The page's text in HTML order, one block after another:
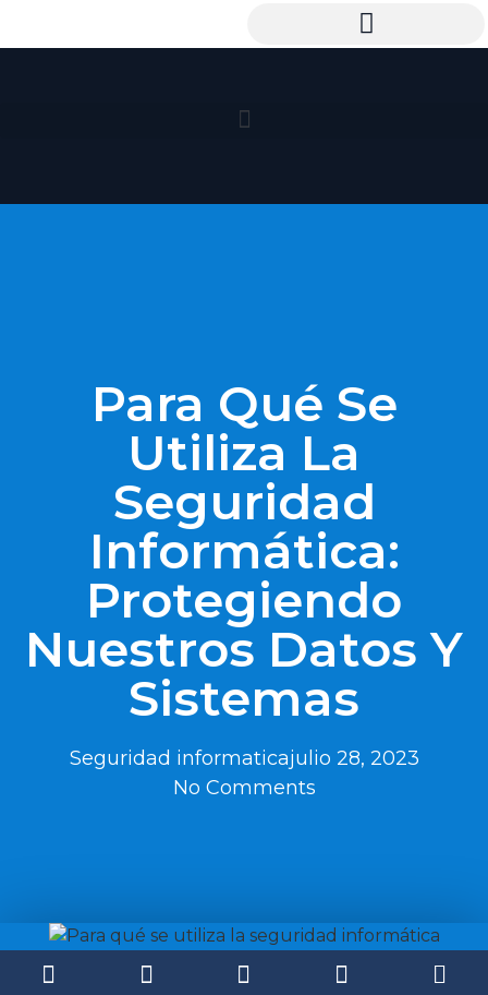
Para Qué Se
Utiliza La
Seguridad
Informática:
Protegiendo
Nuestros Datos Y
Sistemas
Seguridad informaticajulio 28, 2023
No Comments